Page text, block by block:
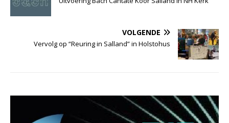
VOLGENDE
Vervolg op “Reuring in Salland” in Holstohus